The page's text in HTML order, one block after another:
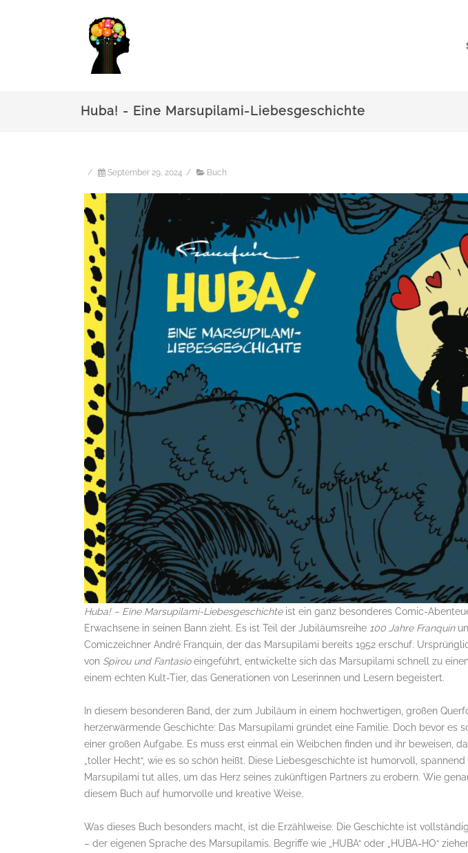
Huba! - Eine Marsupilami-Liebesgeschichte
/ September 29, 2024 / Buch
Huba! – Eine Marsupilami-Liebesgeschichteist ein ganz besonderes Comic-
Erwachsene in seinen Bann zieht. Es ist Teil der Jubiläumsreihe 100 Jahre Franquin
Comiczeichner André Franquin, der das Marsupilami bereits 1952 erschuf.
von Spirou und Fantasioeingeführt, entwickelte sich das Marsupilami schnell zu
einem echten Kult-Tier, das Generationen von Leserinnen und Lesern begeistert.
In diesem besonderen Band, der zum Jubiläum in einem hochwertigen, großen
herzerwärmende Geschichte: Das Marsupilami gründet eine Familie. Doch bevor es
einer großen Aufgabe. Es muss erst einmal ein Weibchen finden und ihr beweisen,
„toller Hecht“, wie es so schön heißt. Diese Liebesgeschichte ist humorvoll,
Marsupilami tut alles, um das Herz seines zukünftigen Partners zu erobern. Wie
diesem Buch auf humorvolle und kreative Weise.
Was dieses Buch besonders macht, ist die Erzählweise. Die Geschichte ist
– der eigenen Sprache des Marsupilamis. Begriffe wie „HUBA“ oder „HUBA-HO“